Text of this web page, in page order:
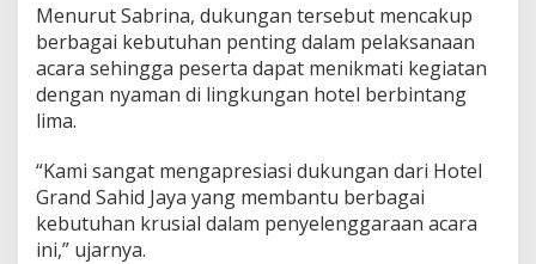
Menurut Sabrina, dukungan tersebut mencakup
berbagai kebutuhan penting dalam pelaksanaan
acara sehingga peserta dapat menikmati kegiatan
dengan nyaman di lingkungan hotel berbintang
lima.
“Kami sangat mengapresiasi dukungan dari Hotel
Grand Sahid Jaya yang membantu berbagai
kebutuhan krusial dalam penyelenggaraan acara
ini,” ujarnya.